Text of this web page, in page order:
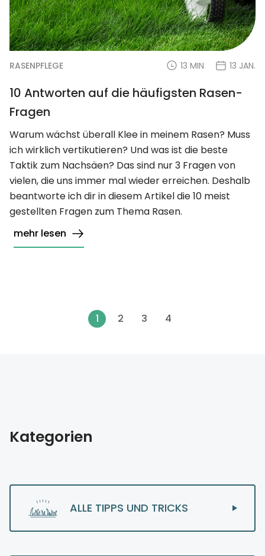
RASENPFLEGE 13 MIN 13 JAN.
10 Antworten auf die häufigsten Rasen-
Fragen
Warum wächst überall Klee in meinem Rasen? Muss
ich wirklich vertikutieren? Und was ist die beste
Taktik zum Nachsäen? Das sind nur 3 Fragen von
vielen, die uns immer mal wieder erreichen. Deshalb
beantworte ich dir in diesem Artikel die 10 meist
gestellten Fragen zum Thema Rasen.
mehr lesen
1 2 3 4
Kategorien
ALLE TIPPS UND TRICKS